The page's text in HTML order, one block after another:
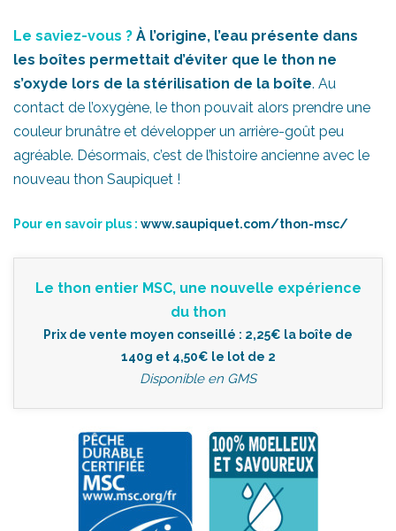
Le saviez-vous ? À l’origine, l’eau présente dans
les boîtes permettait d’éviter que le thon ne
s’oxyde lors de la stérilisation de la boîte. Au
contact de l’oxygène, le thon pouvait alors prendre une
couleur brunâtre et développer un arrière-goût peu
agréable. Désormais, c’est de l’histoire ancienne avec le
nouveau thon Saupiquet !
Pour en savoir plus : www.saupiquet.com/thon-msc/
Le thon entier MSC, une nouvelle expérience
du thon
Prix de vente moyen conseillé : 2,25€ la boîte de
140g et 4,50€ le lot de 2
Disponible en GMS